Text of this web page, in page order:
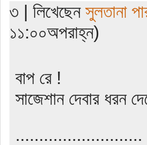
৩ | লিখেছেন সুলতানা
১১:০০অপরাহ্ন)
বাপ রে !
সাজেশান দেবার ধরন
...........................